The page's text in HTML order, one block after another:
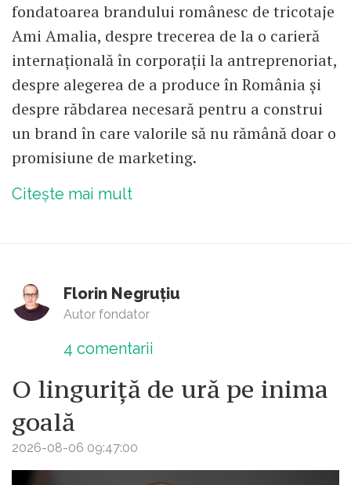
fondatoarea brandului românesc de tricotaje
Ami Amalia, despre trecerea de la o carieră
internațională în corporații la antreprenoriat,
despre alegerea de a produce în România și
despre răbdarea necesară pentru a construi
un brand în care valorile să nu rămână doar o
promisiune de marketing.
Citește mai mult
Florin Negruțiu
Autor fondator
4 comentarii
O linguriță de ură pe inima
goală
2026-08-06 09:47:00